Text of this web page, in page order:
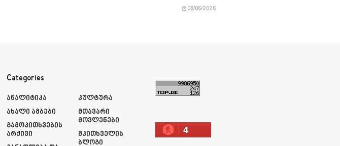
08/06/2026
Categories
Ანალიტიკა
Ახალი Ამბები
Გამოკითხვების
Არქივი
Კულტურა
Მთავარი
Მოვლენები
Მკითხველის
Ბლოგი
4